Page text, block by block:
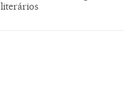
literários